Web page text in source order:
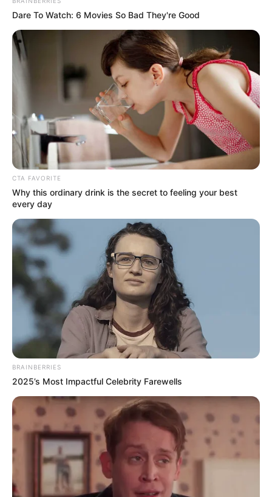
Περισσότερα νέα από την Εύβοια
Κάθε πότε κληρώνει το τζόκερ, ποιες οι μέρες;
Μερομήνια 2026 – 2027: Τι καιρό θα κάνει;
Πότε ανοίγουν οι εγγραφές για τα
Πανεπιστήμια 2026 – Ημερομηνίες για
πρωτοετείς
Ακολουθήστε το evianews.com στο
News
ΤΑ ΠΙΟ ΔΗΜΟΦΙΛΗ
Dare To Watch: 6 Movies So Bad They're Good
CTA FAVORITE
Why this ordinary drink is the secret to feeling your best
every day
BRAINBERRIES
2025’s Most Impactful Celebrity Farewells